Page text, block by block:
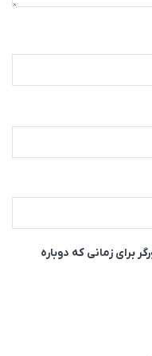
برای زمانی که دوباره